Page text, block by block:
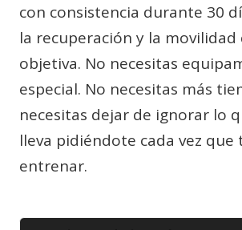
con consistencia durante 30
la recuperación y la movilidad
objetiva. No necesitas
especial. No necesitas más
necesitas dejar de ignorar lo
lleva pidiéndote cada vez que
entrenar.